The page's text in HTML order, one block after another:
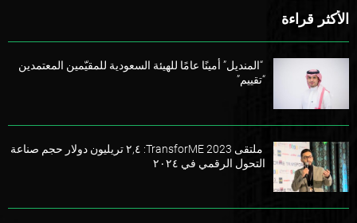
الأكثر قراءة
“المنديل” أمينًا عامًا للهيئة السعودية للمقيّمين المعتمدين
“تقييم”
ملتقى TransforME 2023: ٢,٤ تريليون دولار حجم صناعة
التحول الرقمي في ٢٠٢٤